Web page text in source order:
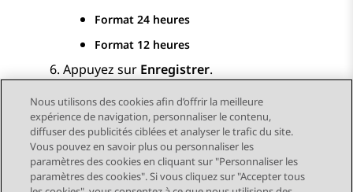
Format 24 heures
Format 12 heures
Appuyez sur Enregistrer.
Send Feedback
Nous utilisons des cookies afin d’offrir la meilleure
expérience de navigation, personnaliser le contenu,
diffuser des publicités ciblées et analyser le trafic du site.
Vous pouvez en savoir plus ou personnaliser les
paramètres des cookies en cliquant sur "Personnaliser les
paramètres des cookies". Si vous cliquez sur "Accepter tous